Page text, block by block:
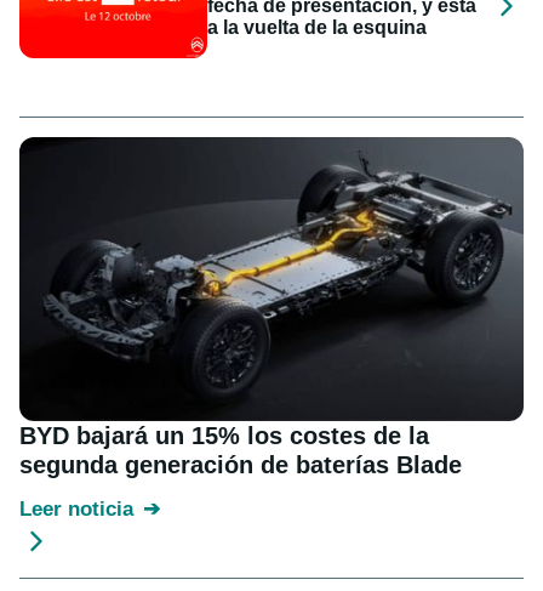
fecha de presentación, y está
a la vuelta de la esquina
BYD bajará un 15% los costes de la
segunda generación de baterías Blade
Leer noticia